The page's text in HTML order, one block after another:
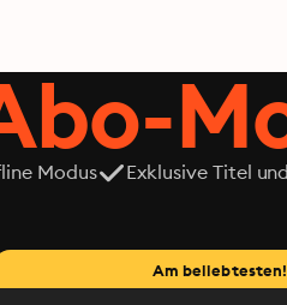
Modus Exklusive Titel
Am beliebtesten!